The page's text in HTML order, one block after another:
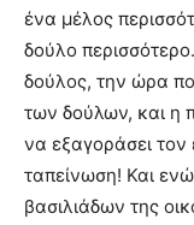
ένα μέλος
δούλο
δούλος, την ώρα
των δούλων, και η
να εξαγοράσει τον
ταπείνωση! Και
βασιλιάδων της